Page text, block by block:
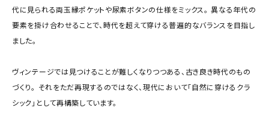
代に見られる両玉縁ポケットや尿素ボタンの仕様をミックス。 異なる年代の
要素を掛け合わせることで、時代を超えて穿ける普遍的なバランスを目指し
ました。
ヴィンテージでは見つけることが難しくなりつつある、古き良き時代のもの
づくり。 それをただ再現するのではなく、現代において「自然に穿けるクラ
シック」として再構築しています。